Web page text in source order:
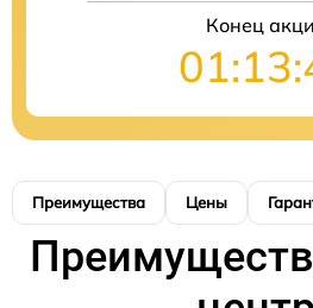
Конец
Преимущества Цены